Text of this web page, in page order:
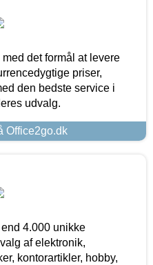
det formål at levere
priser,
den bedste service i
udvalg.
Office2go.dk
4.000 unikke
af elektronik,
kontorartikler, hobby,